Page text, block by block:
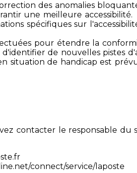
des anomalies
une meilleure accessibilité.
spécifiques sur
pour étendre la
de nouvelles pistes
situation de handicap est
contacter le responsable
connect/service/laposte